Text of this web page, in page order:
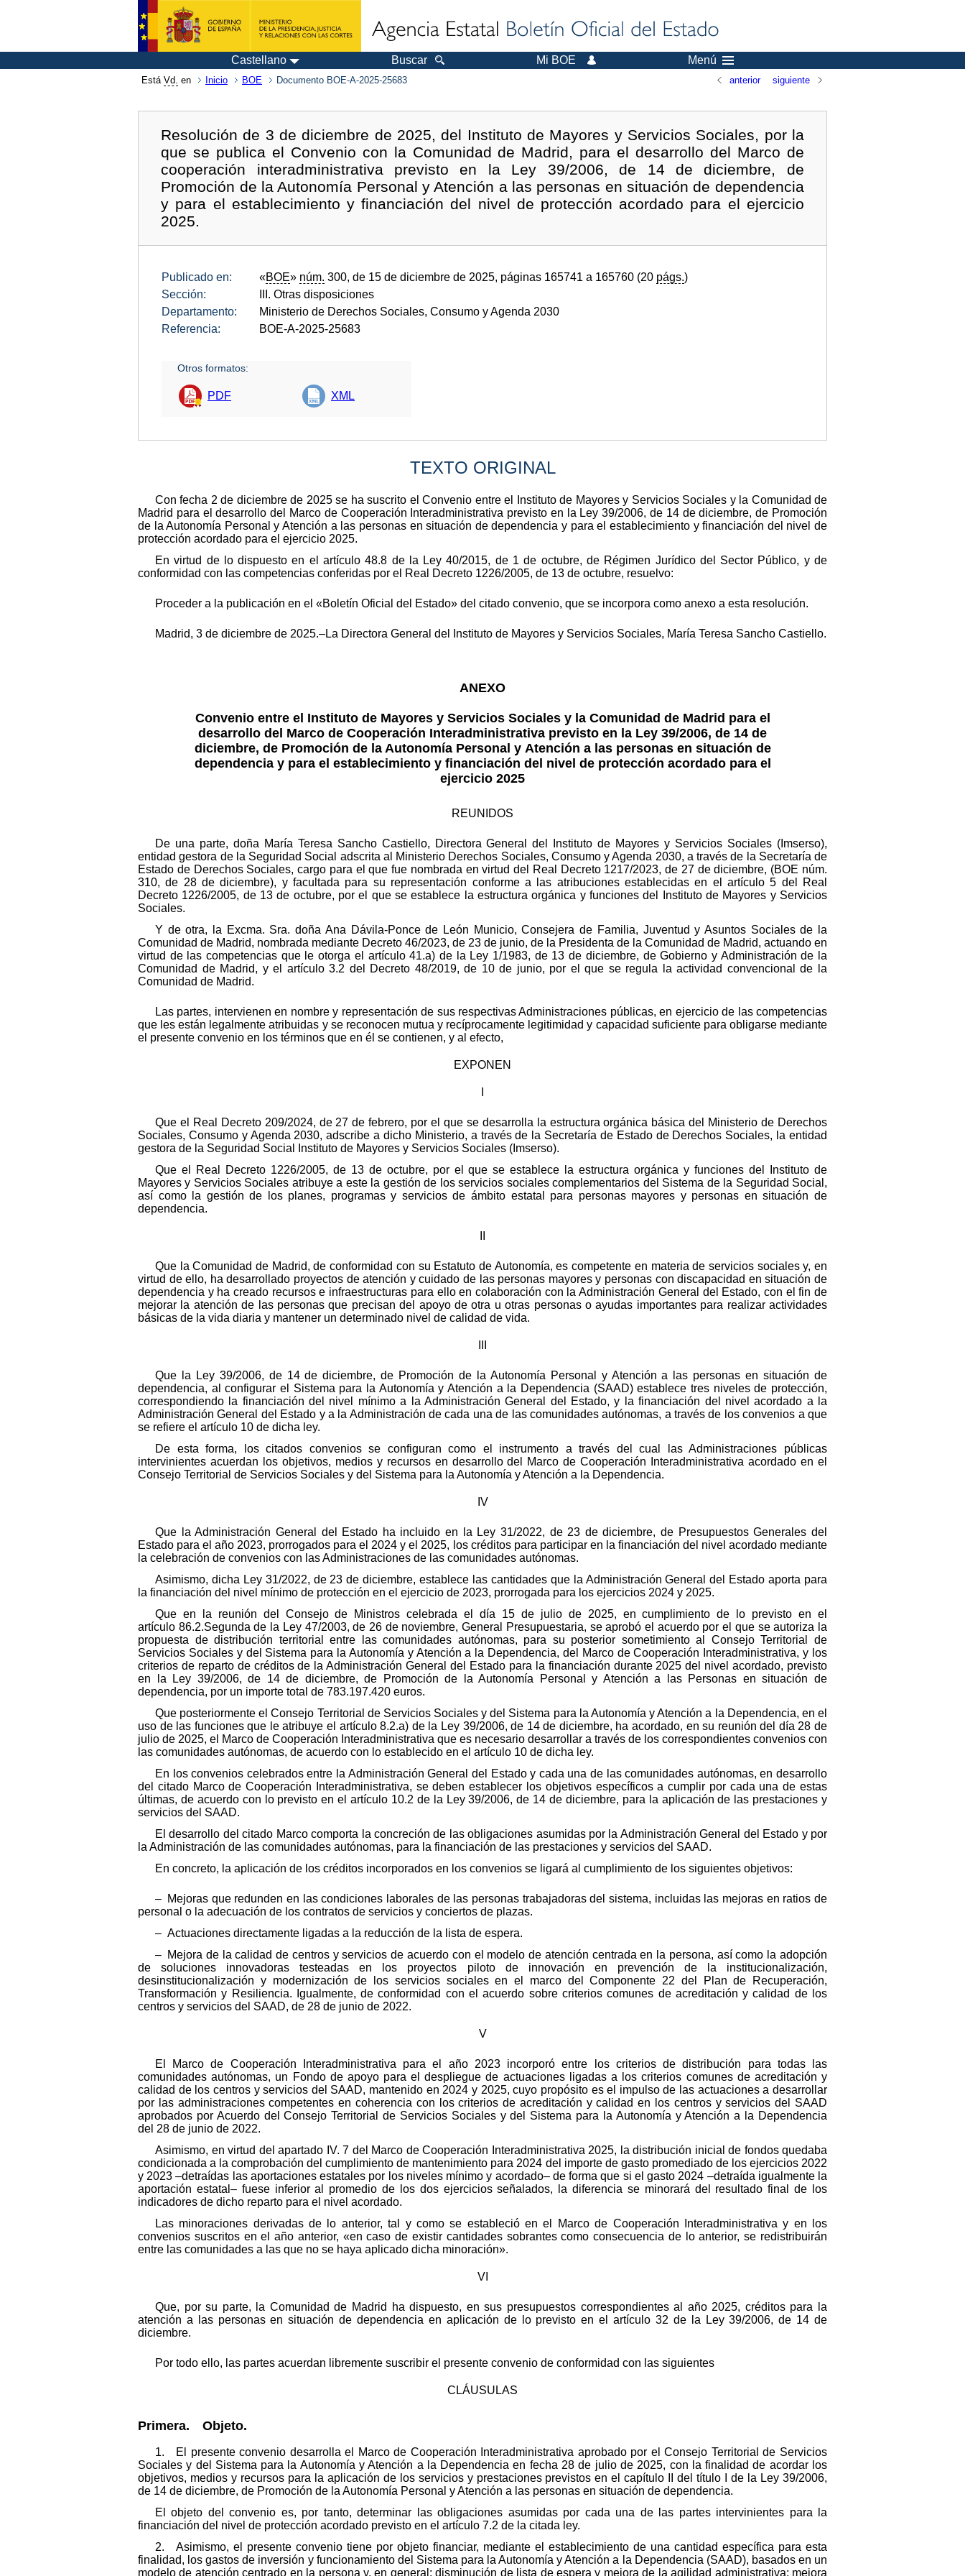
Castellano Buscar Mi BOE Menú
Está Vd. en Inicio BOE Documento BOE-A-2025-25683 anterior siguiente
Resolución de 3 de diciembre de 2025, del Instituto de Mayores y Servicios Sociales, por la
que se publica el Convenio con la Comunidad de Madrid, para el desarrollo del Marco de
cooperación interadministrativa previsto en la Ley 39/2006, de 14 de diciembre, de
Promoción de la Autonomía Personal y Atención a las personas en situación de dependencia
y para el establecimiento y financiación del nivel de protección acordado para el ejercicio
2025.
Publicado en: «BOE» núm. 300, de 15 de diciembre de 2025, páginas 165741 a 165760 (20 págs.)
Sección:
III. Otras disposiciones
Departamento:
Ministerio de Derechos Sociales, Consumo y Agenda 2030
Referencia:
BOE-A-2025-25683
Otros formatos:
PDF XML
TEXTO ORIGINAL
Con fecha 2 de diciembre de 2025 se ha suscrito el Convenio entre el Instituto de Mayores y Servicios Sociales y la Comunidad de
Madrid para el desarrollo del Marco de Cooperación Interadministrativa previsto en la Ley 39/2006, de 14 de diciembre, de Promoción
de la Autonomía Personal y Atención a las personas en situación de dependencia y para el establecimiento y financiación del nivel de
protección acordado para el ejercicio 2025.
En virtud de lo dispuesto en el artículo 48.8 de la Ley 40/2015, de 1 de octubre, de Régimen Jurídico del Sector Público, y de
conformidad con las competencias conferidas por el Real Decreto 1226/2005, de 13 de octubre, resuelvo:
Proceder a la publicación en el «Boletín Oficial del Estado» del citado convenio, que se incorpora como anexo a esta resolución.
Madrid, 3 de diciembre de 2025.–La Directora General del Instituto de Mayores y Servicios Sociales, María Teresa Sancho Castiello.
ANEXO
Convenio entre el Instituto de Mayores y Servicios Sociales y la Comunidad de Madrid para el
desarrollo del Marco de Cooperación Interadministrativa previsto en la Ley 39/2006, de 14 de
diciembre, de Promoción de la Autonomía Personal y Atención a las personas en situación de
dependencia y para el establecimiento y financiación del nivel de protección acordado para el
ejercicio 2025
REUNIDOS
De una parte, doña María Teresa Sancho Castiello, Directora General del Instituto de Mayores y Servicios Sociales (Imserso),
entidad gestora de la Seguridad Social adscrita al Ministerio Derechos Sociales, Consumo y Agenda 2030, a través de la Secretaría de
Estado de Derechos Sociales, cargo para el que fue nombrada en virtud del Real Decreto 1217/2023, de 27 de diciembre, (BOE núm.
310, de 28 de diciembre), y facultada para su representación conforme a las atribuciones establecidas en el artículo 5 del Real
Decreto 1226/2005, de 13 de octubre, por el que se establece la estructura orgánica y funciones del Instituto de Mayores y Servicios
Sociales.
Y de otra, la Excma. Sra. doña Ana Dávila-Ponce de León Municio, Consejera de Familia, Juventud y Asuntos Sociales de la
Comunidad de Madrid, nombrada mediante Decreto 46/2023, de 23 de junio, de la Presidenta de la Comunidad de Madrid, actuando en
virtud de las competencias que le otorga el artículo 41.a) de la Ley 1/1983, de 13 de diciembre, de Gobierno y Administración de la
Comunidad de Madrid, y el artículo 3.2 del Decreto 48/2019, de 10 de junio, por el que se regula la actividad convencional de la
Comunidad de Madrid.
Las partes, intervienen en nombre y representación de sus respectivas Administraciones públicas, en ejercicio de las competencias
que les están legalmente atribuidas y se reconocen mutua y recíprocamente legitimidad y capacidad suficiente para obligarse mediante
el presente convenio en los términos que en él se contienen, y al efecto,
EXPONEN
Que el Real Decreto 209/2024, de 27 de febrero, por el que se desarrolla la estructura orgánica básica del Ministerio de Derechos
Sociales, Consumo y Agenda 2030, adscribe a dicho Ministerio, a través de la Secretaría de Estado de Derechos Sociales, la entidad
gestora de la Seguridad Social Instituto de Mayores y Servicios Sociales (Imserso).
Que el Real Decreto 1226/2005, de 13 de octubre, por el que se establece la estructura orgánica y funciones del Instituto de
Mayores y Servicios Sociales atribuye a este la gestión de los servicios sociales complementarios del Sistema de la Seguridad Social,
así como la gestión de los planes, programas y servicios de ámbito estatal para personas mayores y personas en situación de
dependencia.
Que la Comunidad de Madrid, de conformidad con su Estatuto de Autonomía, es competente en materia de servicios sociales y, en
virtud de ello, ha desarrollado proyectos de atención y cuidado de las personas mayores y personas con discapacidad en situación de
dependencia y ha creado recursos e infraestructuras para ello en colaboración con la Administración General del Estado, con el fin de
mejorar la atención de las personas que precisan del apoyo de otra u otras personas o ayudas importantes para realizar actividades
básicas de la vida diaria y mantener un determinado nivel de calidad de vida.
Que la Ley 39/2006, de 14 de diciembre, de Promoción de la Autonomía Personal y Atención a las personas en situación de
dependencia, al configurar el Sistema para la Autonomía y Atención a la Dependencia (SAAD) establece tres niveles de protección,
correspondiendo la financiación del nivel mínimo a la Administración General del Estado, y la financiación del nivel acordado a la
Administración General del Estado y a la Administración de cada una de las comunidades autónomas, a través de los convenios a que
se refiere el artículo 10 de dicha ley.
De esta forma, los citados convenios se configuran como el instrumento a través del cual las Administraciones públicas
intervinientes acuerdan los objetivos, medios y recursos en desarrollo del Marco de Cooperación Interadministrativa acordado en el
Consejo Territorial de Servicios Sociales y del Sistema para la Autonomía y Atención a la Dependencia.
IV
Que la Administración General del Estado ha incluido en la Ley 31/2022, de 23 de diciembre, de Presupuestos Generales del
Estado para el año 2023, prorrogados para el 2024 y el 2025, los créditos para participar en la financiación del nivel acordado mediante
la celebración de convenios con las Administraciones de las comunidades autónomas.
Asimismo, dicha Ley 31/2022, de 23 de diciembre, establece las cantidades que la Administración General del Estado aporta para
la financiación del nivel mínimo de protección en el ejercicio de 2023, prorrogada para los ejercicios 2024 y 2025.
Que en la reunión del Consejo de Ministros celebrada el día 15 de julio de 2025, en cumplimiento de lo previsto en el
artículo 86.2.Segunda de la Ley 47/2003, de 26 de noviembre, General Presupuestaria, se aprobó el acuerdo por el que se autoriza la
propuesta de distribución territorial entre las comunidades autónomas, para su posterior sometimiento al Consejo Territorial de
Servicios Sociales y del Sistema para la Autonomía y Atención a la Dependencia, del Marco de Cooperación Interadministrativa, y los
criterios de reparto de créditos de la Administración General del Estado para la financiación durante 2025 del nivel acordado, previsto
en la Ley 39/2006, de 14 de diciembre, de Promoción de la Autonomía Personal y Atención a las Personas en situación de
dependencia, por un importe total de 783.197.420 euros.
Que posteriormente el Consejo Territorial de Servicios Sociales y del Sistema para la Autonomía y Atención a la Dependencia, en el
uso de las funciones que le atribuye el artículo 8.2.a) de la Ley 39/2006, de 14 de diciembre, ha acordado, en su reunión del día 28 de
julio de 2025, el Marco de Cooperación Interadministrativa que es necesario desarrollar a través de los correspondientes convenios con
las comunidades autónomas, de acuerdo con lo establecido en el artículo 10 de dicha ley.
En los convenios celebrados entre la Administración General del Estado y cada una de las comunidades autónomas, en desarrollo
del citado Marco de Cooperación Interadministrativa, se deben establecer los objetivos específicos a cumplir por cada una de estas
últimas, de acuerdo con lo previsto en el artículo 10.2 de la Ley 39/2006, de 14 de diciembre, para la aplicación de las prestaciones y
servicios del SAAD.
El desarrollo del citado Marco comporta la concreción de las obligaciones asumidas por la Administración General del Estado y por
la Administración de las comunidades autónomas, para la financiación de las prestaciones y servicios del SAAD.
En concreto, la aplicación de los créditos incorporados en los convenios se ligará al cumplimiento de los siguientes objetivos:
– Mejoras que redunden en las condiciones laborales de las personas trabajadoras del sistema, incluidas las mejoras en ratios de
personal o la adecuación de los contratos de servicios y conciertos de plazas.
– Actuaciones directamente ligadas a la reducción de la lista de espera.
– Mejora de la calidad de centros y servicios de acuerdo con el modelo de atención centrada en la persona, así como la adopción
de soluciones innovadoras testeadas en los proyectos piloto de innovación en prevención de la institucionalización,
desinstitucionalización y modernización de los servicios sociales en el marco del Componente 22 del Plan de Recuperación,
Transformación y Resiliencia. Igualmente, de conformidad con el acuerdo sobre criterios comunes de acreditación y calidad de los
centros y servicios del SAAD, de 28 de junio de 2022.
V
El Marco de Cooperación Interadministrativa para el año 2023 incorporó entre los criterios de distribución para todas las
comunidades autónomas, un Fondo de apoyo para el despliegue de actuaciones ligadas a los criterios comunes de acreditación y
calidad de los centros y servicios del SAAD, mantenido en 2024 y 2025, cuyo propósito es el impulso de las actuaciones a desarrollar
por las administraciones competentes en coherencia con los criterios de acreditación y calidad en los centros y servicios del SAAD
aprobados por Acuerdo del Consejo Territorial de Servicios Sociales y del Sistema para la Autonomía y Atención a la Dependencia
del 28 de junio de 2022.
Asimismo, en virtud del apartado IV. 7 del Marco de Cooperación Interadministrativa 2025, la distribución inicial de fondos quedaba
condicionada a la comprobación del cumplimiento de mantenimiento para 2024 del importe de gasto promediado de los ejercicios 2022
y 2023 –detraídas las aportaciones estatales por los niveles mínimo y acordado– de forma que si el gasto 2024 –detraída igualmente la
aportación estatal– fuese inferior al promedio de los dos ejercicios señalados, la diferencia se minorará del resultado final de los
indicadores de dicho reparto para el nivel acordado.
Las minoraciones derivadas de lo anterior, tal y como se estableció en el Marco de Cooperación Interadministrativa y en los
convenios suscritos en el año anterior, «en caso de existir cantidades sobrantes como consecuencia de lo anterior, se redistribuirán
entre las comunidades a las que no se haya aplicado dicha minoración».
VI
Que, por su parte, la Comunidad de Madrid ha dispuesto, en sus presupuestos correspondientes al año 2025, créditos para la
atención a las personas en situación de dependencia en aplicación de lo previsto en el artículo 32 de la Ley 39/2006, de 14 de
diciembre.
Por todo ello, las partes acuerdan libremente suscribir el presente convenio de conformidad con las siguientes
CLÁUSULAS
Primera. Objeto.
1. El presente convenio desarrolla el Marco de Cooperación Interadministrativa aprobado por el Consejo Territorial de Servicios
Sociales y del Sistema para la Autonomía y Atención a la Dependencia en fecha 28 de julio de 2025, con la finalidad de acordar los
objetivos, medios y recursos para la aplicación de los servicios y prestaciones previstos en el capítulo II del título I de la Ley 39/2006,
de 14 de diciembre, de Promoción de la Autonomía Personal y Atención a las personas en situación de dependencia.
El objeto del convenio es, por tanto, determinar las obligaciones asumidas por cada una de las partes intervinientes para la
financiación del nivel de protección acordado previsto en el artículo 7.2 de la citada ley.
2. Asimismo, el presente convenio tiene por objeto financiar, mediante el establecimiento de una cantidad específica para esta
finalidad, los gastos de inversión y funcionamiento del Sistema para la Autonomía y Atención a la Dependencia (SAAD), basados en un
modelo de atención centrado en la persona y, en general: disminución de lista de espera y mejora de la agilidad administrativa; mejora